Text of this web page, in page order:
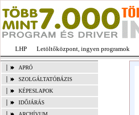
LHP Letöltőközpont, ingyen programok
APRÓ
SZOLGÁLTATÓBÁZIS
KÉPESLAPOK
IDŐJÁRÁS